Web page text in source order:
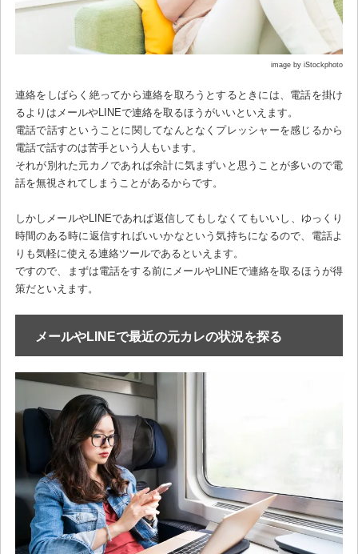
image by iStockphoto
連絡をしばらく絶ってから連絡を取ろうとするときには、電話を掛け
るよりはメールやLINEで連絡を取るほうがいいといえます。
電話で話すということに関してなんとなくプレッシャーを感じるから
電話で話すのは苦手という人もいます。
それが別れた元カノであれば余計に気まずいと思うことが多いので電
話を無視されてしまうことがあるからです。
しかしメールやLINEであれば返信してもしなくてもいいし、ゆっくり
時間のある時に返信すればいいかなという気持ちになるので、電話よ
りも気軽に使える連絡ツールであるといえます。
ですので、まずは電話をする前にメールやLINEで連絡を取るほうが得
策だといえます。
メールやLINEで最近の元カレの状況を探る